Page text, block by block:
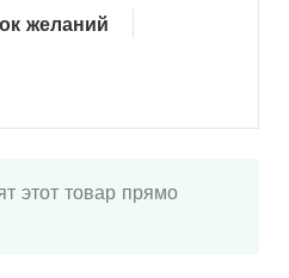
желаний
этот товар прямо